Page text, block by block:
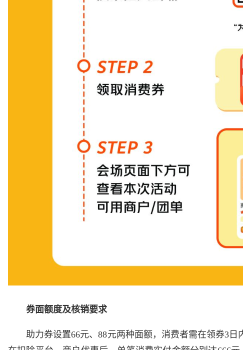
券面额度及核销要求
助力券设置66元、88元两种面额，消费者需在领券3日